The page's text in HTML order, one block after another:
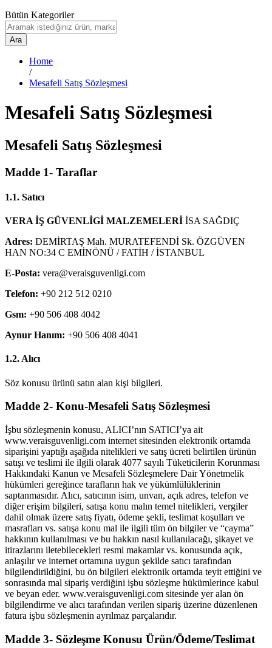
Bütün Kategoriler
Ara
Home
/
Mesafeli Satış Sözleşmesi
Mesafeli Satış Sözleşmesi
Mesafeli Satış Sözleşmesi
Madde 1- Taraflar
1.1. Satıcı
VERA İŞ GÜVENLİGİ MALZEMELERİ İSA SAĞDIÇ
Adres: DEMİRTAŞ Mah. MURATEFENDİ Sk. ÖZGÜVEN
HAN NO:34 C EMİNÖNÜ / FATİH / İSTANBUL
E-Posta: vera@veraisguvenligi.com
Telefon: +90 212 512 0210
Gsm: +90 506 408 4042
Aynur Hanım: +90 506 408 4041
1.2. Alıcı
Söz konusu ürünü satın alan kişi bilgileri.
Madde 2- Konu-Mesafeli Satış Sözleşmesi
İşbu sözleşmenin konusu, ALICI’nın SATICI’ya ait
www.veraisguvenligi.com internet sitesinden elektronik ortamda
siparişini yaptığı aşağıda nitelikleri ve satış ücreti belirtilen ürünün
satışı ve teslimi ile ilgili olarak 4077 sayılı Tüketicilerin Korunması
Hakkındaki Kanun ve Mesafeli Sözleşmelere Dair Yönetmelik
hükümleri gereğince tarafların hak ve yükümlülüklerinin
saptanmasıdır. Alıcı, satıcının isim, unvan, açık adres, telefon ve
diğer erişim bilgileri, satışa konu malın temel nitelikleri, vergiler
dahil olmak üzere satış fiyatı, ödeme şekli, teslimat koşulları ve
masrafları vs. satışa konu mal ile ilgili tüm ön bilgiler ve “cayma”
hakkının kullanılması ve bu hakkın nasıl kullanılacağı, şikayet ve
itirazlarını iletebilecekleri resmi makamlar vs. konusunda açık,
anlaşılır ve internet ortamına uygun şekilde satıcı tarafından
bilgilendirildiğini, bu ön bilgileri elektronik ortamda teyit ettiğini ve
sonrasında mal sipariş verdiğini işbu sözleşme hükümlerince kabul
ve beyan eder. www.veraisguvenligi.com sitesinde yer alan ön
bilgilendirme ve alıcı tarafından verilen sipariş üzerine düzenlenen
fatura işbu sözleşmenin ayrılmaz parçalarıdır.
Madde 3- Sözleşme Konusu Ürün/Ödeme/Teslimat